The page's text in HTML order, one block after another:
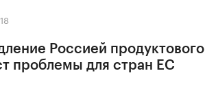
Россией продуктового
проблемы для стран ЕС